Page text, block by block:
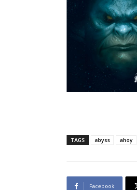
TAGS abyss ahoy
Facebook